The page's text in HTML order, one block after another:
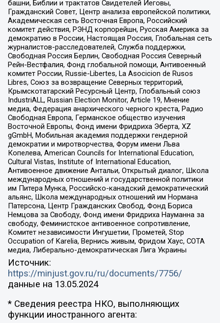
башни, Библии и трактатов Свидетелей Иеговы,
Гражданский Совет, Центр анализа европейской политики,
Академическая сеть Восточная Европа, Российский
комитет действия, РЭНД корпорейшн, Русская Америка за
демократию в России, Настоящая Россия, Глобальная сеть
журналистов-расследователей, Служба поддержки,
Свободная Россия Берлин, Свободная Россия Северный
Рейн-Вестфалия, Фонд глобальной помощи, Антивоенный
комитет России, Russie-Libertes, La Asocicion de Rusos
Libres, Союз за возвращение Северных территорий,
Крымскотатарский Ресурсный Центр, Глобальный союз
IndustriALL, Russian Election Monitor, Article 19, Мнение
медиа, Федерация анархического черного креста, Радио
Свободная Европа, Германское общество изучения
Восточной Европы, Фонд имени Фридриха Эберта, XZ
gGmbH, Мобильная академия поддержки гендерной
демократии и миротворчества, Форум имени Льва
Копелева, American Councils for International Education,
Cultural Vistas, Institute of International Education,
Антивоенное движение Антальи, Открытый диалог, Школа
международных отношений и государственной политики
им Питера Мунка, Российско-канадский демократический
альянс, Школа международных отношений им Нормана
Патерсона, Центр Гражданских Свобод, Фонд Бориса
Немцова за Свободу, Фонд имени Фридриха Науманна за
свободу, Феминистское антивоенное сопротивление,
Комитет независимости Ингушетии, Прометей, Stop
Occupation of Karelia, Вернись живым, Фридом Хаус, СОТА
медиа, Либерально-демократическая Лига Украины
Источник:
https://minjust.gov.ru/ru/documents/7756/
данные на 13.05.2024
* Сведения реестра НКО, выполняющих
функции иностранного агента: